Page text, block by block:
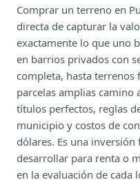
Comprar un terreno en
directa de capturar la
exactamente lo que uno
en barrios privados con
completa, hasta terrenos
parcelas amplias camino
títulos perfectos, reglas
municipio y costos de
dólares. Es una
desarrollar para renta o
en la evaluación de